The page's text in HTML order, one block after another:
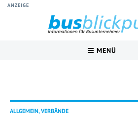
ANZEIGE
MENÜ
ALLGEMEIN, VERBÄNDE